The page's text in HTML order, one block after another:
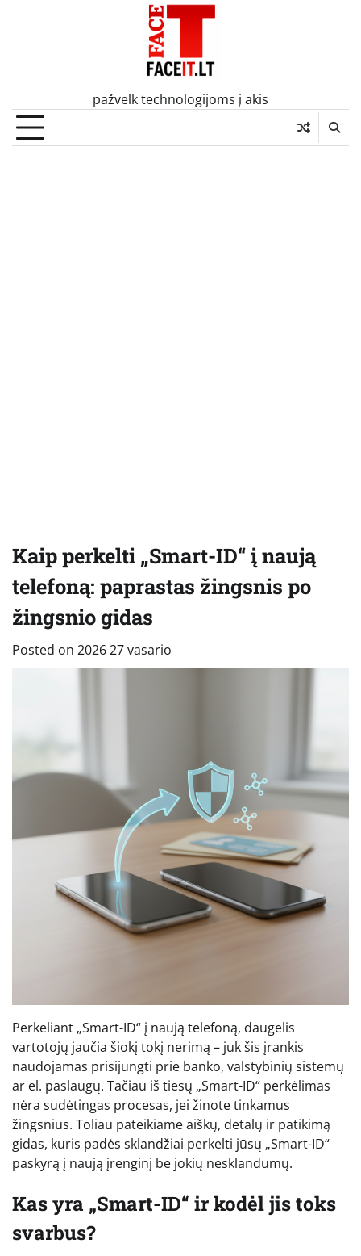
pažvelk technologijoms į akis
Kaip perkelti „Smart-ID“ į naują
telefoną: paprastas žingsnis po
žingsnio gidas
Posted on 2026 27 vasario
Perkeliant „Smart-ID“ į naują telefoną, daugelis
vartotojų jaučia šiokį tokį nerimą – juk šis įrankis
naudojamas prisijungti prie banko, valstybinių sistemų
ar el. paslaugų. Tačiau iš tiesų „Smart-ID“ perkėlimas
nėra sudėtingas procesas, jei žinote tinkamus
žingsnius. Toliau pateikiame aiškų, detalų ir patikimą
gidas, kuris padės sklandžiai perkelti jūsų „Smart-ID“
paskyrą į naują įrenginį be jokių nesklandumų.
Kas yra „Smart-ID“ ir kodėl jis toks
svarbus?